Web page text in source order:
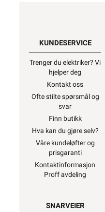
KUNDESERVICE
Trenger du elektriker? Vi
hjelper deg
Kontakt oss
Ofte stilte spørsmål og
svar
Finn butikk
Hva kan du gjøre selv?
Våre kundeløfter og
prisgaranti
Kontaktinformasjon
Proff avdeling
SNARVEIER